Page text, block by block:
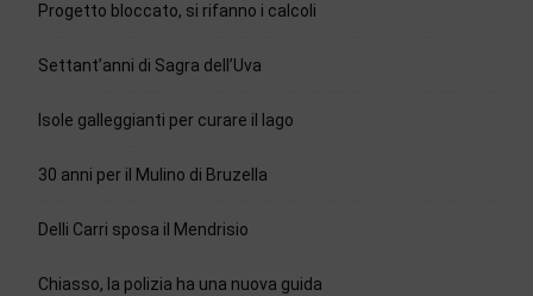
Progetto bloccato, si rifanno i calcoli
Settant’anni di Sagra dell’Uva
Isole galleggianti per curare il lago
30 anni per il Mulino di Bruzella
Delli Carri sposa il Mendrisio
Chiasso, la polizia ha una nuova guida